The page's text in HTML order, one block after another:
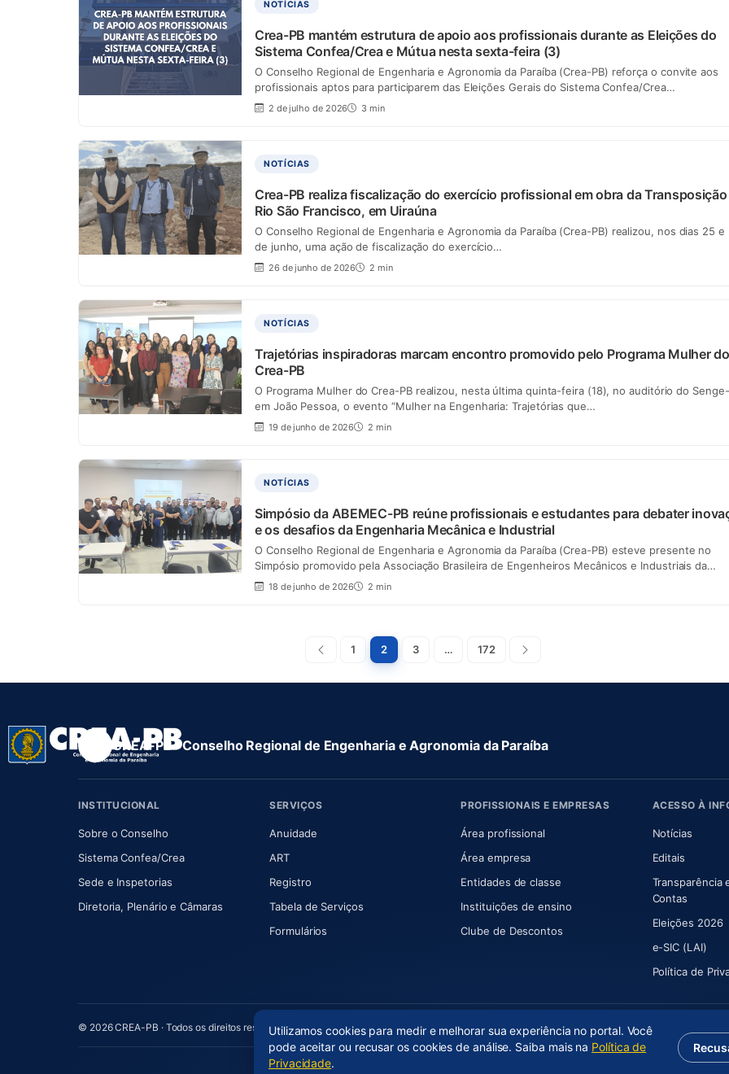
NOTÍCIAS
Crea-PB mantém estrutura de apoio aos profissionais durante as Eleições do
Sistema Confea/Crea e Mútua nesta sexta-feira (3)
O Conselho Regional de Engenharia e Agronomia da Paraíba (Crea-PB) reforça o convite aos
profissionais aptos para participarem das Eleições Gerais do Sistema Confea/Crea…
2 de julho de 2026 3 min
NOTÍCIAS
Crea-PB realiza fiscalização do exercício profissional em obra da
Rio São Francisco, em Uiraúna
O Conselho Regional de Engenharia e Agronomia da Paraíba (Crea-PB) realizou, nos dias 25 e
de junho, uma ação de fiscalização do exercício…
26 de junho de 2026 2 min
NOTÍCIAS
Trajetórias inspiradoras marcam encontro promovido pelo Programa Mulher do
Crea-PB
O Programa Mulher do Crea-PB realizou, nesta última quinta-feira (18), no auditório do
em João Pessoa, o evento “Mulher na Engenharia: Trajetórias que…
19 de junho de 2026 2 min
NOTÍCIAS
Simpósio da ABEMEC-PB reúne profissionais e estudantes para debater
e os desafios da Engenharia Mecânica e Industrial
O Conselho Regional de Engenharia e Agronomia da Paraíba (Crea-PB) esteve presente no
Simpósio promovido pela Associação Brasileira de Engenheiros Mecânicos e Industriais da…
18 de junho de 2026 2 min
Paginação
Anterior
1 2 3 … 172
CREA-PB · Conselho Regional de Engenharia e Agronomia da Paraíba
INSTITUCIONAL
Sobre o Conselho(abre em nova aba)
Sistema Confea/Crea(abre em nova aba)
Sede e Inspetorias
Diretoria, Plenário e Câmaras(abre em nova aba)
SERVIÇOS
Anuidade(abre em nova aba)
ART(abre em nova aba)
Registro
Tabela de Serviços
Formulários
PROFISSIONAIS E EMPRESAS
Área profissional
Área empresa
Entidades de classe
Instituições de ensino
Clube de Descontos
ACESSO À
Notícias
Editais
Transparência
Contas
Eleições 2026
e-SIC (LAI)
Política de
© 2026 CREA-PB · Todos os direitos reservados
(abre em nova aba)
Utilizamos cookies para medir e melhorar sua experiência no portal. Você
pode aceitar ou recusar os cookies de análise. Saiba mais na Política de
Privacidade.